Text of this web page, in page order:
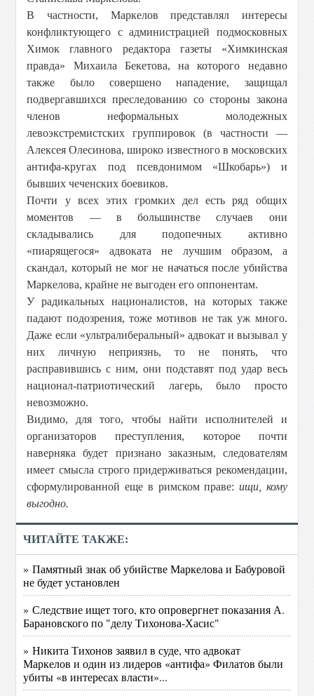
В частности, Маркелов представлял интересы
конфликтующего с администрацией подмосковных
Химок главного редактора газеты «Химкинская
правда» Михаила Бекетова, на которого недавно
также было совершено нападение, защищал
подвергавшихся преследованию со стороны закона
членов неформальных молодежных
левоэкстремистских группировок (в частности —
Алексея Олесинова, широко известного в московских
антифа-кругах под псевдонимом «Шкобарь») и
бывших чеченских боевиков.
Почти у всех этих громких дел есть ряд общих
моментов — в большинстве случаев они
складывались для подопечных активно
«пиарящегося» адвоката не лучшим образом, а
скандал, который не мог не начаться после убийства
Маркелова, крайне не выгоден его оппонентам.
У радикальных националистов, на которых также
падают подозрения, тоже мотивов не так уж много.
Даже если «ультралиберальный» адвокат и вызывал у
них личную неприязнь, то не понять, что
расправившись с ним, они подставят под удар весь
национал-патриотический лагерь, было просто
невозможно.
Видимо, для того, чтобы найти исполнителей и
организаторов преступления, которое почти
наверняка будет признано заказным, следователям
имеет смысла строго придерживаться рекомендации,
сформулированной еще в римском праве: ищи, кому
выгодно.
ЧИТАЙТЕ ТАКЖЕ:
» Памятный знак об убийстве Маркелова и Бабуровой
не будет установлен
» Следствие ищет того, кто опровергнет показания А.
Барановского по "делу Тихонова-Хасис"
» Никита Тихонов заявил в суде, что адвокат
Маркелов и один из лидеров «антифа» Филатов были
убиты «в интересах власти»...